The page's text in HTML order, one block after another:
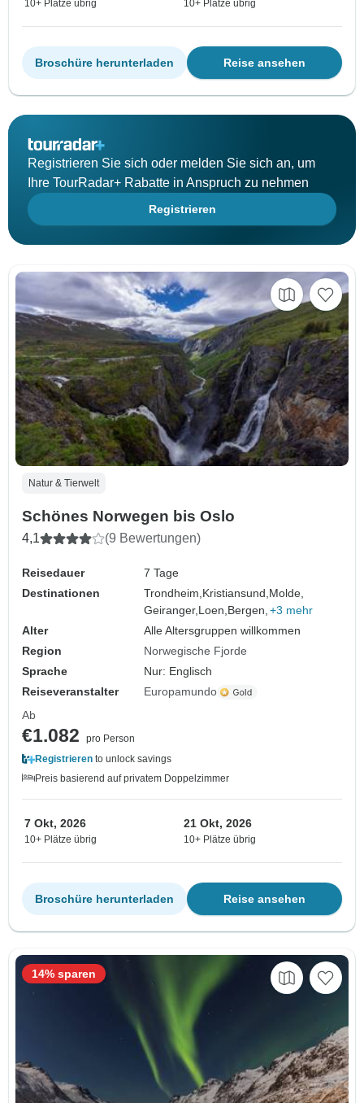
10+ Plätze übrig 10+ Plätze übrig
Reise ansehen
Broschüre herunterladen
Registrieren Sie sich oder melden Sie sich an, um
Ihre TourRadar+ Rabatte in Anspruch zu nehmen
Registrieren
Natur & Tierwelt
Schönes Norwegen bis Oslo
4,1 (9 Bewertungen)
Reisedauer
7 Tage
Destinationen
Trondheim,Kristiansund,Molde,
Geiranger,Loen,Bergen, +3 mehr
Alter
Alle Altersgruppen willkommen
Region
Norwegische Fjorde
Sprache
Nur: Englisch
Reiseveranstalter
Europamundo
Ab
€1.082
pro Person
Registrieren to unlock savings
Preis basierend auf privatem Doppelzimmer
7 Okt, 2026
10+ Plätze übrig
21 Okt, 2026
10+ Plätze übrig
Reise ansehen
Broschüre herunterladen
14% sparen